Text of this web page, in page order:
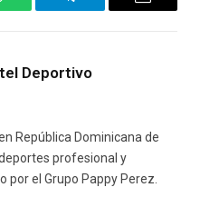
Telegram Email
Deportivo
República Dominicana de
profesional y
por el Grupo Pappy Perez.